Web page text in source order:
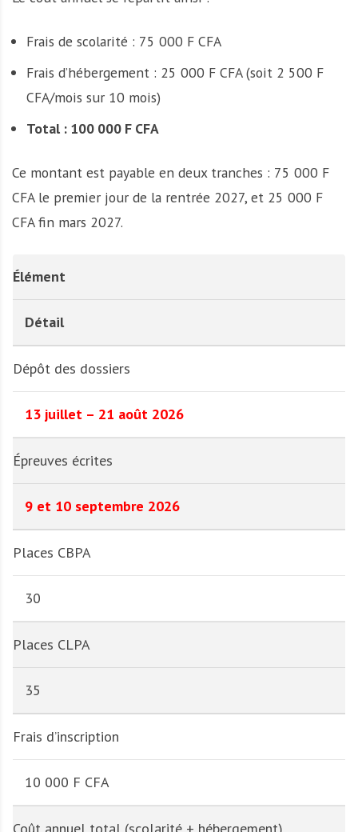
Frais de scolarité : 75 000 F CFA
Frais d’hébergement : 25 000 F CFA (soit 2 500 F
CFA/mois sur 10 mois)
Total : 100 000 F CFA
Ce montant est payable en deux tranches : 75 000 F
CFA le premier jour de la rentrée 2027, et 25 000 F
CFA fin mars 2027.
Élément
Détail
Dépôt des dossiers
13 juillet – 21 août 2026
Épreuves écrites
9 et 10 septembre 2026
Places CBPA
30
Places CLPA
35
Frais d’inscription
10 000 F CFA
Coût annuel total (scolarité + hébergement)